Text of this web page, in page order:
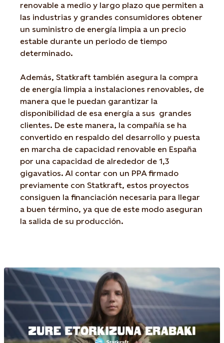
renovable a medio y largo plazo que permiten a
las industrias y grandes consumidores obtener
un suministro de energía limpia a un precio
estable durante un periodo de tiempo
determinado.
Además, Statkraft también asegura la compra
de energía limpia a instalaciones renovables, de
manera que le puedan garantizar la
disponibilidad de esa energía a sus grandes
clientes. De este manera, la compañía se ha
convertido en respaldo del desarrollo y puesta
en marcha de capacidad renovable en España
por una capacidad de alrededor de 1,3
gigavatios. Al contar con un PPA firmado
previamente con Statkraft, estos proyectos
consiguen la financiación necesaria para llegar
a buen término, ya que de este modo aseguran
la salida de su producción.